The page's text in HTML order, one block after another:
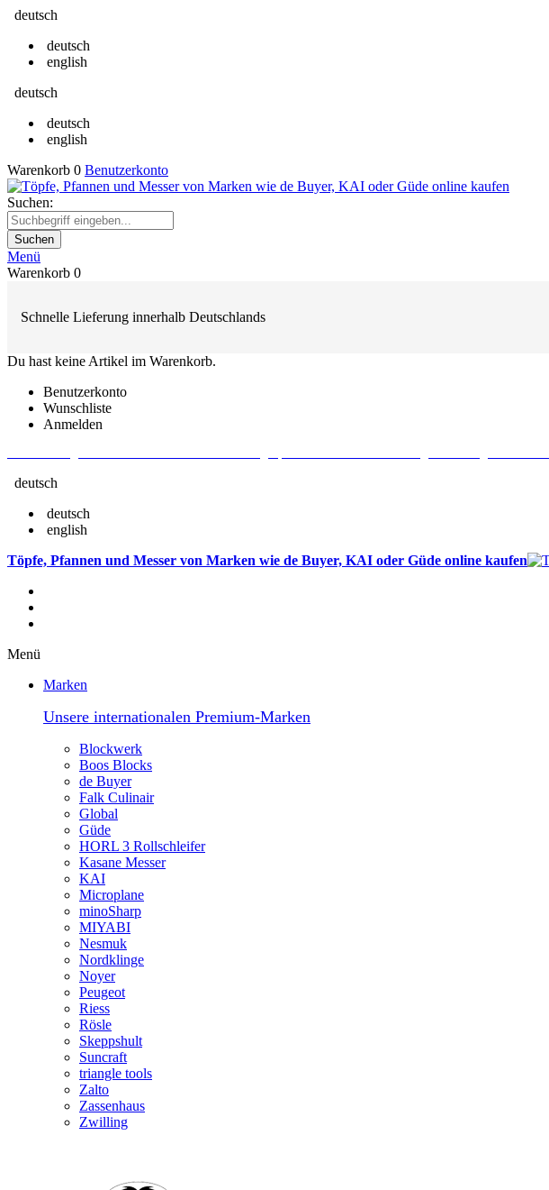
deutsch
deutsch
english
deutsch
deutsch
english
Warenkorb 0 Benutzerkonto
Suchen:
Suchen
Menü
Warenkorb 0
Schnelle Lieferung innerhalb Deutschlands
Du hast keine Artikel im Warenkorb.
Benutzerkonto
Wunschliste
Anmelden
deutsch
deutsch
english
Töpfe, Pfannen und Messer von Marken wie de Buyer, KAI oder Güde online kaufen
Menü
Marken
Unsere internationalen Premium-Marken
Blockwerk
Boos Blocks
de Buyer
Falk Culinair
Global
Güde
HORL 3 Rollschleifer
Kasane Messer
KAI
Microplane
minoSharp
MIYABI
Nesmuk
Nordklinge
Noyer
Peugeot
Riess
Rösle
Skeppshult
Suncraft
triangle tools
Zalto
Zassenhaus
Zwilling